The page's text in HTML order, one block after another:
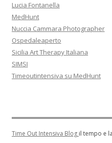
Lucia Fontanella
MedHunt
Nuccia Cammara Photographer
Ospedaleaperto
Sicilia Art Therapy Italiana
SIMSI
Timeoutintensiva su MedHunt
Time Out Intensiva Blog il tempo e